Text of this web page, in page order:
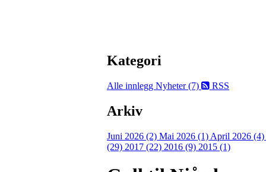
Kategori
Alle innlegg Nyheter (7) RSS
Arkiv
Juni 2026 (2) Mai 2026 (1) April 2026 (4)
(29) 2017 (22) 2016 (9) 2015 (1)